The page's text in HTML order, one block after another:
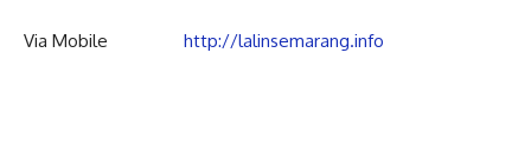
Via Mobile http://lalinsemarang.info